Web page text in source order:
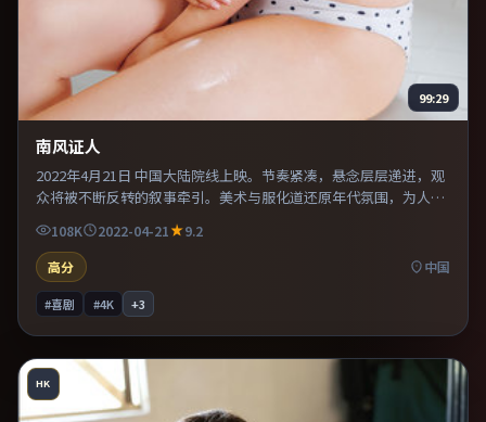
99:29
南风证人
2022年4月21日 中国大陆院线上映。节奏紧凑，悬念层层递进，观
众将被不断反转的叙事牵引。美术与服化道还原年代氛围，为人物
动机提供可信支撑。适合喜欢现实主义题材的观众，情绪后劲较
足。
108K 2022-04-21
9.2
高分
中国
#喜剧 #4K +3
HK